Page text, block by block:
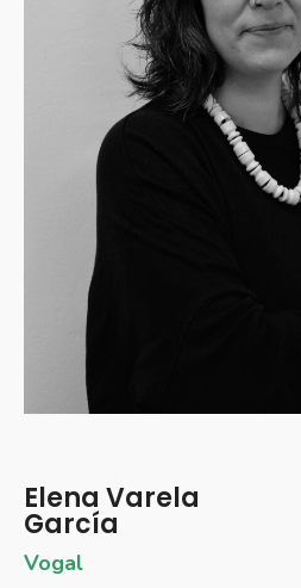
Elena Varela
García
Vogal